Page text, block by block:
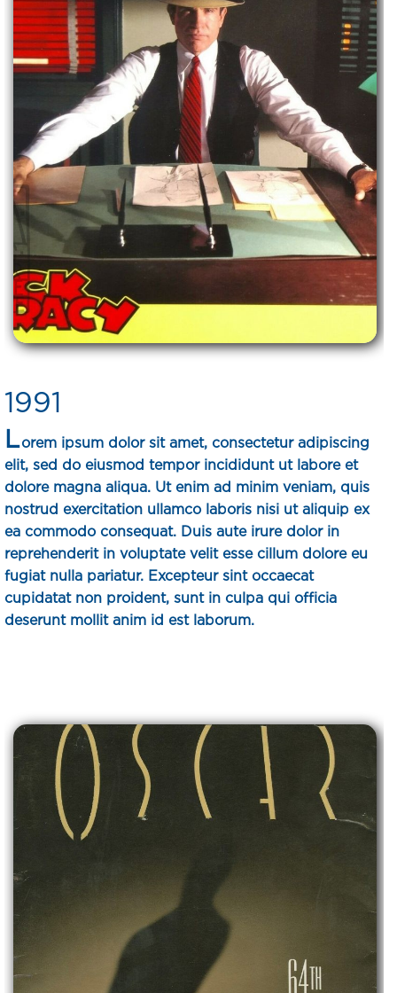
1991
Lorem ipsum dolor sit amet, consectetur adipiscing
elit, sed do eiusmod tempor incididunt ut labore et
dolore magna aliqua. Ut enim ad minim veniam, quis
nostrud exercitation ullamco laboris nisi ut aliquip ex
ea commodo consequat. Duis aute irure dolor in
reprehenderit in voluptate velit esse cillum dolore eu
fugiat nulla pariatur. Excepteur sint occaecat
cupidatat non proident, sunt in culpa qui officia
deserunt mollit anim id est laborum.